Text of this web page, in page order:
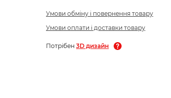
Умови обміну і повернення товару
Умови оплати і доставки товару
Потрібен 3D дизайн